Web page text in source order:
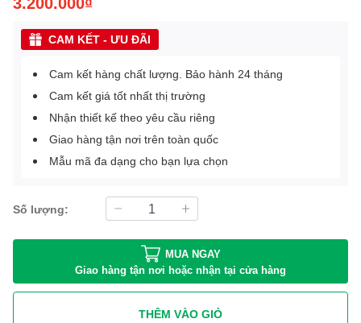
CAM KẾT - ƯU ĐÃI
Cam kết hàng chất lượng. Bảo hành 24 tháng
Cam kết giá tốt nhất thị trường
Nhận thiết kế theo yêu cầu riêng
Giao hàng tận nơi trên toàn quốc
Mẫu mã đa dạng cho bạn lựa chọn
Số lượng:
MUA NGAY
Giao hàng tận nơi hoặc nhận tại cửa hàng
THÊM VÀO GIỎ